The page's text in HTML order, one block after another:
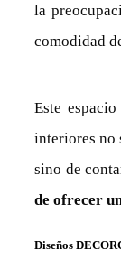
la
comodidad
Este
interiores no
sino de
de ofrecer
Diseños